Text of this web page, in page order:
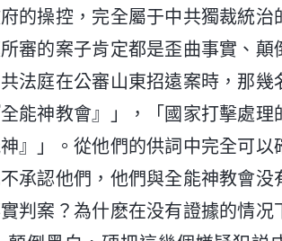
的操控，完全屬于中共獨裁統治
審的案子肯定都是歪曲事實、顛
法庭在公審山東招遠案時，那幾
能神教會』」，「國家打擊處理
』」。從他們的供詞中完全可以
承認他們，他們與全能神教會没
判案？為什麽在没有證據的情况